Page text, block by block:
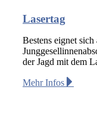
Lasertag
Bestens eignet
der Jagd mit dem
Mehr Infos